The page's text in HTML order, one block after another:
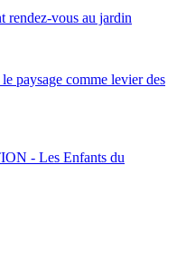
rendez-vous au jardin
paysage comme levier des
- Les Enfants du